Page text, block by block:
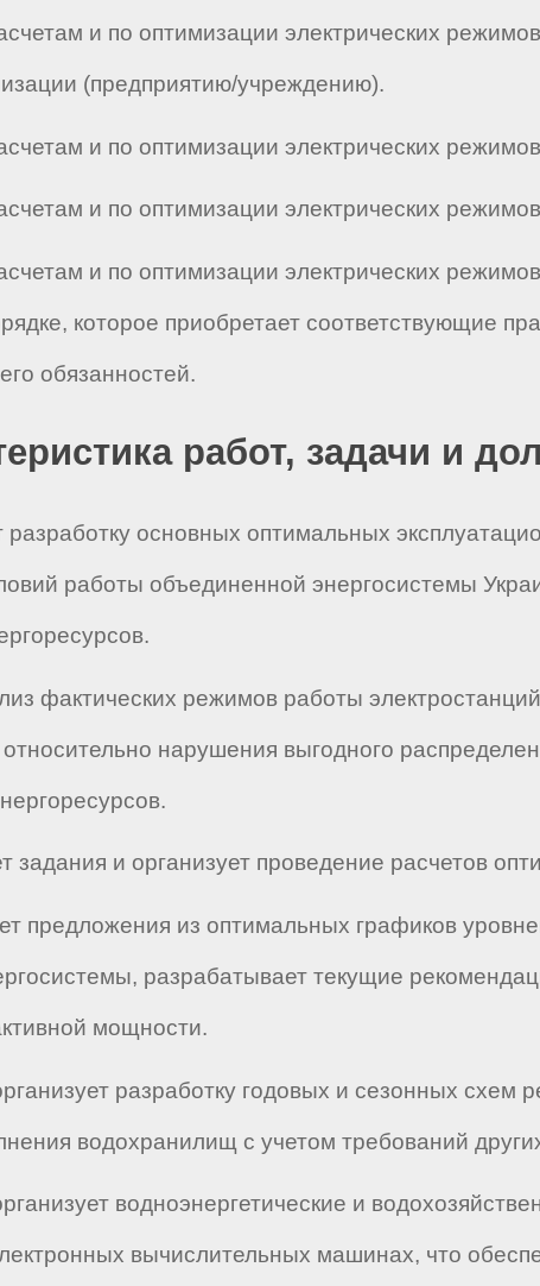
и по оптимизации электрических
(предприятию/учреждению).
и по оптимизации электрических
и по оптимизации электрических
и по оптимизации электрических
которое приобретает соответствующие
обязанностей.
работ, задачи и
основных оптимальных
работы объединенной энергосистемы
фактических режимов работы
нарушения выгодного
задания и организует проведение расчетов
предложения из оптимальных графиков
разрабатывает текущие
мощности.
разработку годовых и сезонных схем
водохранилищ с учетом требований
водноэнергетические и
вычислительных машинах, что